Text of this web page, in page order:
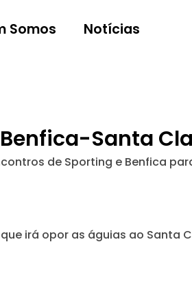
Somos Notícias
Santa
de Sporting e Benfica
irá opor as águias ao Santa